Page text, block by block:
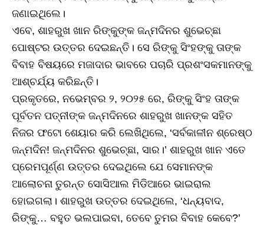
ଜଣାଇଥିଲେ।
ଏବେ, ଶାହରୁଖ ଖାନ ରିଙ୍କୁଙ୍କ ଜନ୍ମଦିନର ଶୁଭେଚ୍ଛା
ପୋଷ୍ଟର ଉତ୍ତର ଦେଇଛନ୍ତି। ସେ ରିଙ୍କୁ ସିଂହଙ୍କୁ ତାଙ୍କ
ବିବାହ ବିଷୟରେ ମଜାଦାର ଭାବରେ ପଚାରି ପ୍ରଶଂସକମାନଙ୍କୁ
ଆଶ୍ଚର୍ଯ୍ୟ କରିଛନ୍ତି।
ପ୍ରକୃତରେ, ନଭେମ୍ବର ୨, ୨୦୨୫ ରେ, ରିଙ୍କୁ ସିଂହ ତାଙ୍କ
ପୂର୍ବତନ ପତ୍ନୀଙ୍କ ଜନ୍ମଦିନରେ ଶାହରୁଖ ଖାନଙ୍କ ସହିତ
ନିଜର ଫଟୋ ଶେୟାର କରି ଲେଖିଥିଲେ, ‘ସର୍ବକାଳୀନ ଶ୍ରେଷ୍ଠ
ଜନ୍ମଦିନ! ଜନ୍ମଦିନର ଶୁଭେଚ୍ଛା, ସାର।’ ଶାହରୁଖ ଖାନ ଏତେ
ପ୍ରେମପୂର୍ଣ୍ଣ ଉତ୍ତର ଦେଇଥିଲେ ଯେ ସେମାନଙ୍କ
ଆଲୋଚନା ତୁରନ୍ତ ସୋସିଆଲ ମିଡିଆରେ ଭାଇରାଲ
ହୋଇଗଲା। ଶାହରୁଖ ଉତ୍ତର ଦେଇଥିଲେ, ‘ଧନ୍ୟବାଦ,
ରିଙ୍କୁ… ବହୁତ ଭଲପାଇବା, ତେବେ ତୁମର ବିବାହ କେବେ?’